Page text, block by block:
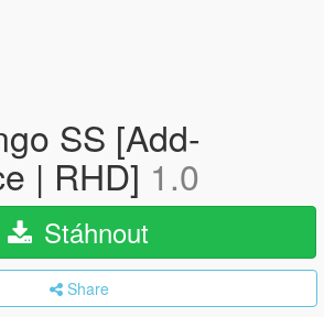
SS [Add-
| RHD] 1.0
Stáhnout
Share